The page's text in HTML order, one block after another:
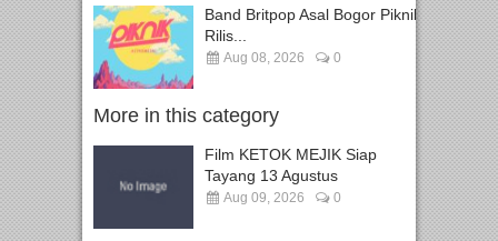
Band Britpop Asal Bogor Piknik
Rilis...
Aug 08, 2026 0
More in this category
Film KETOK MEJIK Siap
Tayang 13 Agustus
Aug 09, 2026 0